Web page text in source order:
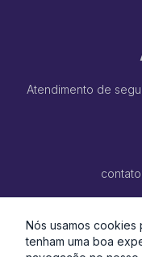
Atendimento de
Nós usamos cookies
tenham uma boa